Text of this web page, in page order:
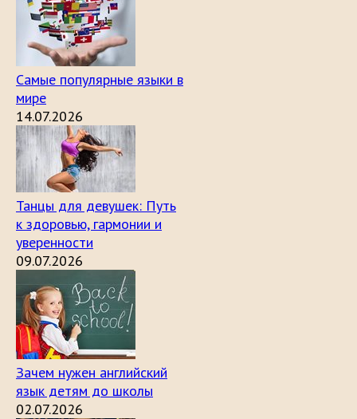
Самые популярные языки в
мире
14.07.2026
Танцы для девушек: Путь
к здоровью, гармонии и
уверенности
09.07.2026
Зачем нужен английский
язык детям до школы
02.07.2026